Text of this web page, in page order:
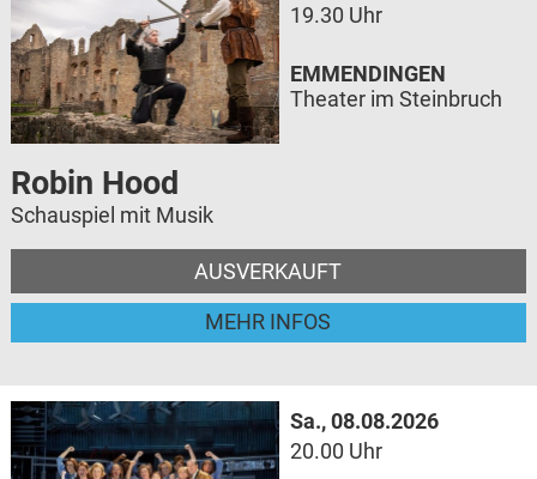
19.30 Uhr
Robin Hood
Schauspiel mit Musik
AUSVERKAUFT
MEHR INFOS
EMMENDINGEN
Theater im Steinbruch
Sa., 08.08.2026
20.00 Uhr